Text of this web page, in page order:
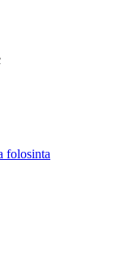
folosinta